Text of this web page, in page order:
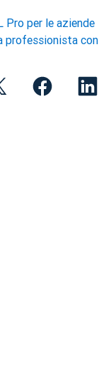
Pro per le aziende
professionista con